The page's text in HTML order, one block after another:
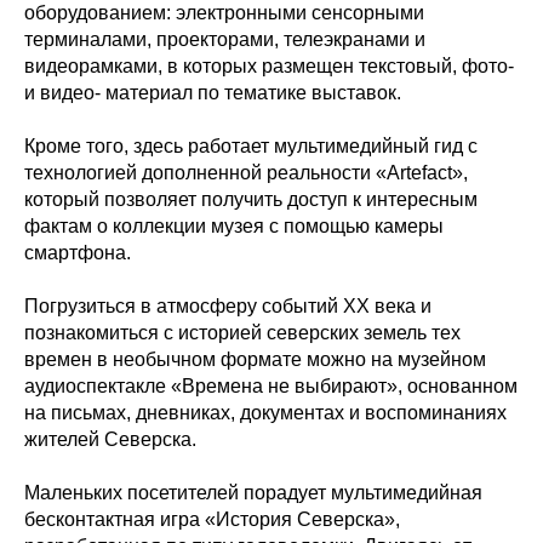
оборудованием: электронными сенсорными
терминалами, проекторами, телеэкранами и
видеорамками, в которых размещен текстовый, фото-
и видео- материал по тематике выставок.
⁣Кроме того, здесь работает мультимедийный гид с
технологией дополненной реальности «Artefact»,
который позволяет получить доступ к интересным
фактам о коллекции музея с помощью камеры
смартфона.
Погрузиться в атмосферу событий XX века и
познакомиться с историей северских земель тех
времен в необычном формате можно на музейном
аудиоспектакле «Времена не выбирают», основанном
на письмах, дневниках, документах и воспоминаниях
жителей Северска.
⁣Маленьких посетителей порадует мультимедийная
бесконтактная игра «История Северска»,